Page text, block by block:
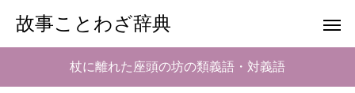
故事ことわざ辞典
杖に離れた座頭の坊の類義語・対義語